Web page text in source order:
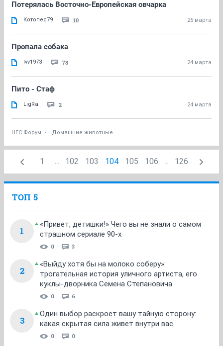
Потерялась Восточно-Европейская овчарка
Котопес79 10 25 марта
Пропала собака
lvv1973 78 24 марта
Пито - Стаф
LigRa 2 24 марта
НГС.Форум Домашние животные
1 ... 102 103 104 105 106 ... 126
ТОП 5
1
«Привет, детишки!» Чего вы не знали о самом
страшном сериале 90-х
0 3
2
«Выйду хотя бы на молоко соберу»:
трогательная история уличного артиста, его
куклы-дворника Семена Степановича
0 6
3
Один выбор раскроет вашу тайную сторону:
какая скрытая сила живет внутри вас
0 0